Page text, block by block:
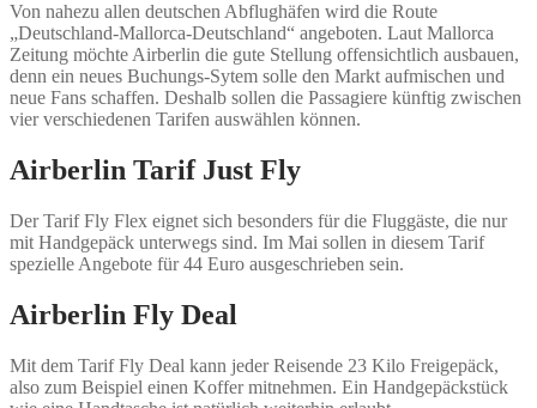
Von nahezu allen deutschen Abflughäfen wird die Route
„Deutschland-Mallorca-Deutschland“ angeboten. Laut Mallorca
Zeitung möchte Airberlin die gute Stellung offensichtlich ausbauen,
denn ein neues Buchungs-Sytem solle den Markt aufmischen und
neue Fans schaffen. Deshalb sollen die Passagiere künftig zwischen
vier verschiedenen Tarifen auswählen können.
Airberlin Tarif Just Fly
Der Tarif Fly Flex eignet sich besonders für die Fluggäste, die nur
mit Handgepäck unterwegs sind. Im Mai sollen in diesem Tarif
spezielle Angebote für 44 Euro ausgeschrieben sein.
Airberlin Fly Deal
Mit dem Tarif Fly Deal kann jeder Reisende 23 Kilo Freigepäck,
also zum Beispiel einen Koffer mitnehmen. Ein Handgepäckstück